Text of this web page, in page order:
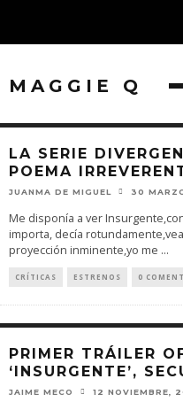
MAGGIE Q
LA SERIE
POEMA
JUANMA DE MIGUEL 30
Me disponía a ver
importa, decía
proyección inminente,yo me ...
CRÍTICAS ESTRENOS 0
PRIMER TRÁILER
‘INSURGENTE’,
JAIME MECO 12 NOVIEMBRE,